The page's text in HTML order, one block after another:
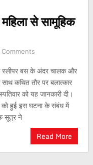
से सामूहिक
Comments
स्लीपर बस के अंदर चालक और
कथित तौर पर बलात्कार
को यह जानकारी दी।
को हुई इस घटना के संबंध में
सूत्र ने
Read More